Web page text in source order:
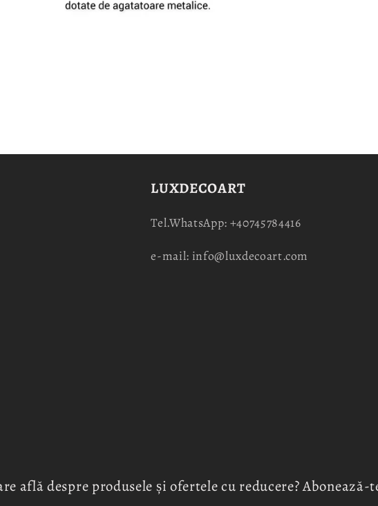
LUXDECOART
Tel.WhatsApp: +40745784416
e-mail: info@luxdecoart.com
află despre produsele și ofertele cu reducere? Abonează-